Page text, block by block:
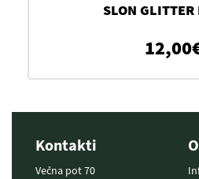
SLON GLITTER
12,00
Kontakti
Večna pot 70